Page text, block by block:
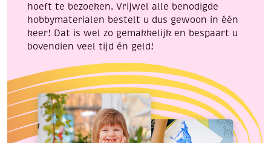
hoeft te bezoeken. Vrijwel alle benodigde
hobbymaterialen bestelt u dus gewoon in één
keer! Dat is wel zo gemakkelijk en bespaart u
bovendien veel tijd én geld!